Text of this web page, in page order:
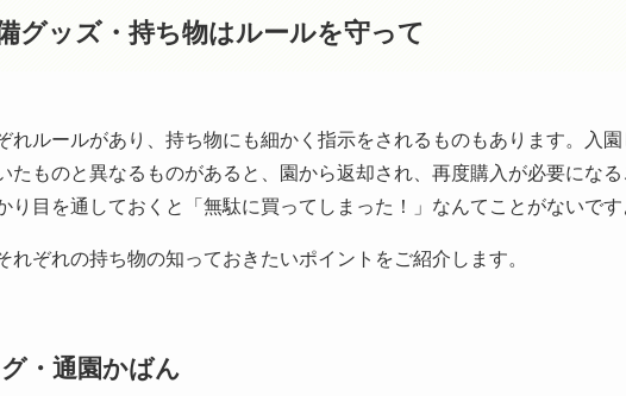
グッズ・持ち物はルールを守って
れルールがあり、持ち物にも細かく指示をされるものもあります。入
たものと異なるものがあると、園から返却され、再度購入が必要にな
り目を通しておくと「無駄に買ってしまった！」なんてことがないです
れぞれの持ち物の知っておきたいポイントをご紹介します。
・通園かばん